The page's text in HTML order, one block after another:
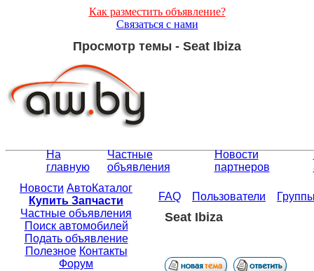
Как разместить объявление?
Связаться с нами
Просмотр темы - Seat Ibiza
На
главную
Частные
объявления
Новости
партнеров
Новости АвтоКаталог
Купить Запчасти
Частные объявления
Поиск автомобилей
Подать объявление
Полезное Контакты
Форум
FAQ Пользователи
Seat Ibiza